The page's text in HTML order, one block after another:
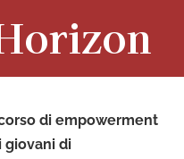
di empowerment
di